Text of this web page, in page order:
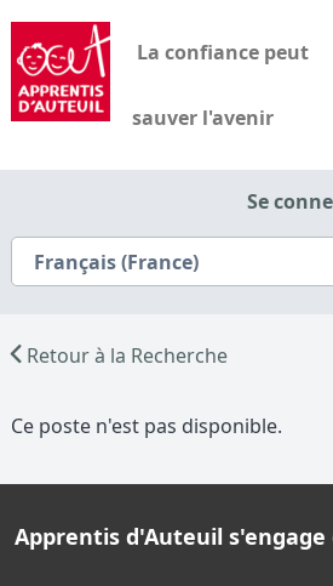
La confiance peut
sauver l'avenir
Se
Retour à la Recherche
Ce poste n'est pas disponible.
Apprentis d'Auteuil